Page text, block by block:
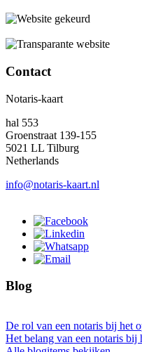
Contact
Notaris-kaart
hal 553
Groenstraat 139-155
5021 LL Tilburg
Netherlands
info@notaris-kaart.nl
Blog
De rol van een notaris bij het
Het belang van een notaris bij